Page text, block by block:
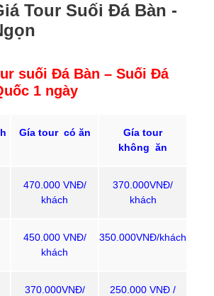
Tour Suối Đá Bàn -
suối Đá Bàn – Suối Đá
1 ngày
Gía tour có ăn
Gía tour
không ăn
470.000 VNĐ/
khách
370.000VNĐ/
khách
450.000 VNĐ/
khách
350.000VNĐ/khách
370.000VNĐ/
250.000 VNĐ /